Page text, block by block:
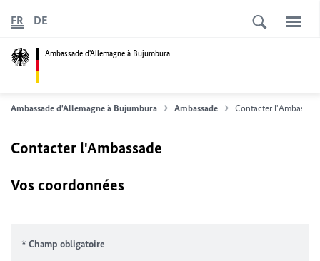
Ambassade d'Allemagne à Bujumbura
FR DE
Ambassade d'Allemagne à Bujumbura Ambassade Contacter
Contacter l'Ambassade
Vos coordonnées
* Champ obligatoire